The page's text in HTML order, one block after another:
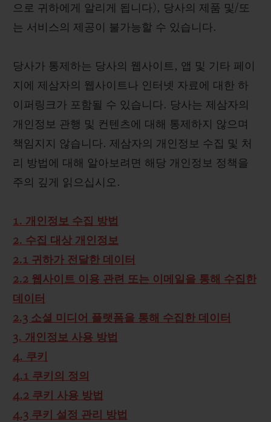
으로 귀하에게 알리게 됩니다), 당사의 제품 및/또
는 서비스의 제공이 불가능할 수 있습니다.
당사가 통제하는 당사의 웹사이트, 앱 및 기타 페이
지에 제삼자의 웹사이트나 인터넷 자료에 대한 하
이퍼링크가 포함될 수 있습니다. 당사는 제삼자의
개인정보 관행 및 컨텐츠에 대해 통제하지 않으며
책임지지 않습니다. 제삼자의 개인정보 수집 및 처
리 방법에 대해 알아보려면 해당 개인정보 정책을
주의 깊게 읽으십시오.
1. 개인정보 수집 방법
2. 수집 대상 개인정보
2.1 귀하가 전달한 데이터
2.2 웹사이트 이용 관련 또는 이메일을 통해 수집한
데이터
2.3 소셜 미디어 플랫폼을 통해 수집한 데이터
3. 개인정보 사용 방법
4. 쿠키
4.1 쿠키의 정의
4.2 쿠키 사용 방법
4.3 쿠키 설정 관리 방법